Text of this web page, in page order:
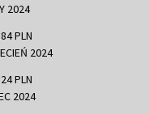
2024
PLN
2024
PLN
2024